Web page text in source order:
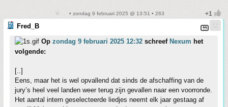
• zondag 9 februari 2025 @ 13:51 • 263
Fred_B
Op zondag 9 februari 2025 12:32 schreef Nexum het
volgende:
[..]
Eens, maar het is wel opvallend dat sinds de afschaffing van de
jury’s heel veel landen weer terug zijn gevallen naar een voorronde.
Het aantal intern geselecteerde liedjes neemt elk jaar gestaag af